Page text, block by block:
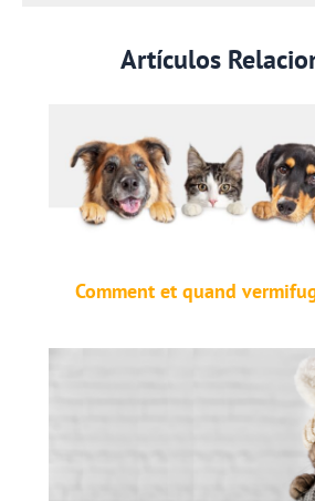
Artículos
Comment et quand